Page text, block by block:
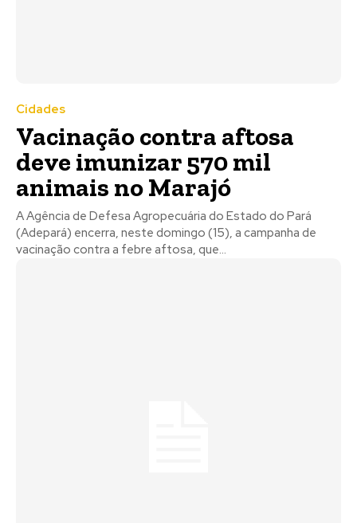
Cidades
Vacinação contra aftosa
deve imunizar 570 mil
animais no Marajó
A Agência de Defesa Agropecuária do Estado do Pará
(Adepará) encerra, neste domingo (15), a campanha de
vacinação contra a febre aftosa, que...